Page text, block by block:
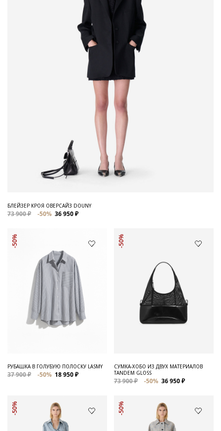
БЛЕЙЗЕР КРОЯ ОВЕРСАЙЗ DOUNY
73 900 ₽ -50% 36 950 ₽
-50%
РУБАШКА В ГОЛУБУЮ ПОЛОСКУ LASMY
37 900 ₽ -50% 18 950 ₽
-50%
СУМКА-ХОБО ИЗ ДВУХ МАТЕРИАЛОВ
TANDEM GLOSS
73 900 ₽ -50% 36 950 ₽
-50% -50%